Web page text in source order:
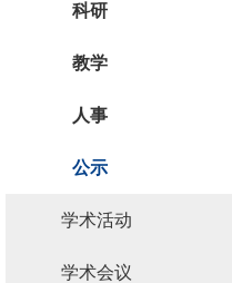
科研
教学
人事
公示
学术活动
学术会议